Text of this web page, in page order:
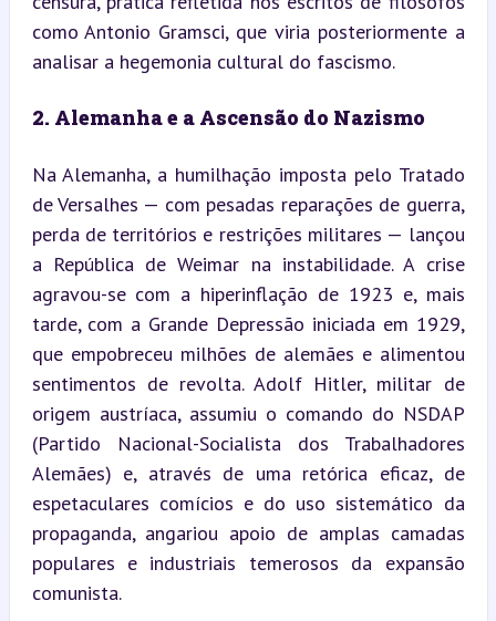
como Antonio Gramsci, que viria posteriormente a
analisar a hegemonia cultural do fascismo.
2. Alemanha e a Ascensão do Nazismo
Na Alemanha, a humilhação imposta pelo Tratado
de Versalhes — com pesadas reparações de guerra,
perda de territórios e restrições militares — lançou
a República de Weimar na instabilidade. A crise
agravou-se com a hiperinflação de 1923 e, mais
tarde, com a Grande Depressão iniciada em 1929,
que empobreceu milhões de alemães e alimentou
sentimentos de revolta. Adolf Hitler, militar de
origem austríaca, assumiu o comando do NSDAP
(Partido Nacional-Socialista dos Trabalhadores
Alemães) e, através de uma retórica eficaz, de
espetaculares comícios e do uso sistemático da
propaganda, angariou apoio de amplas camadas
populares e industriais temerosos da expansão
comunista.